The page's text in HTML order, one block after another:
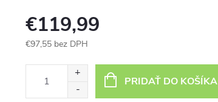
€119,99
€97,55 bez DPH
PRIDAŤ DO KOŠÍKA